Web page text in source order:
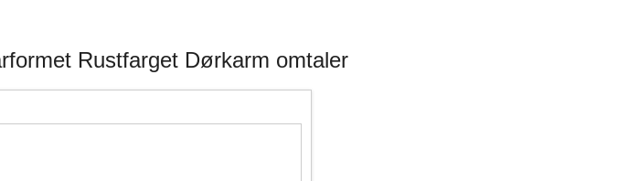
Rustfarget Dørkarm omtaler